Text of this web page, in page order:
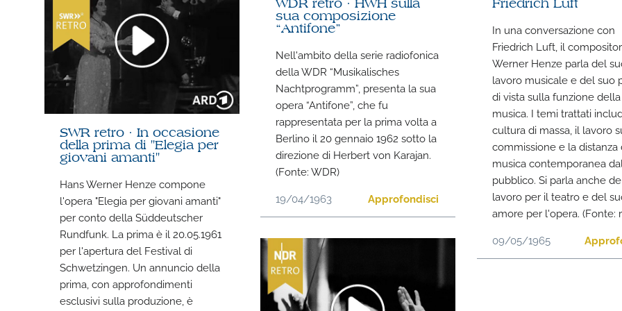
Friedrich Luft
In una conversazione con
Friedrich Luft, il
Werner Henze parla del
lavoro musicale e del suo
di vista sulla funzione della
musica. I temi trattati
cultura di massa, il lavoro
commissione e la distanza
musica contemporanea
pubblico. Si parla anche
lavoro per il teatro e del
amore per l'opera. (Fonte:
09/05/1965
WDR retro · HWH sulla
sua composizione
“Antifone”
Nell'ambito della serie radiofonica
della WDR “Musikalisches
Nachtprogramm”, presenta la sua
opera “Antifone”, che fu
rappresentata per la prima volta a
Berlino il 20 gennaio 1962 sotto la
direzione di Herbert von Karajan.
(Fonte: WDR)
19/04/1963
Approfondisci
SWR retro · In occasione
della prima di "Elegia per
giovani amanti"
Hans Werner Henze compone
l'opera "Elegia per giovani amanti"
per conto della Süddeutscher
Rundfunk. La prima è il 20.05.1961
per l'apertura del Festival di
Schwetzingen. Un annuncio della
prima, con approfondimenti
esclusivi sulla produzione, è